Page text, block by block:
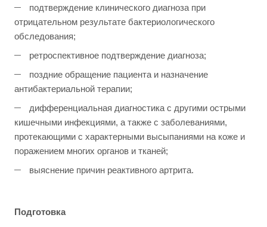
подтверждение клинического диагноза при
отрицательном результате бактериологического
обследования;
ретроспективное подтверждение диагноза;
поздние обращение пациента и назначение
антибактериальной терапии;
дифференциальная диагностика с другими острыми
кишечными инфекциями, а также с заболеваниями,
протекающими с характерными высыпаниями на коже и
поражением многих органов и тканей;
выяснение причин реактивного артрита.
Подготовка